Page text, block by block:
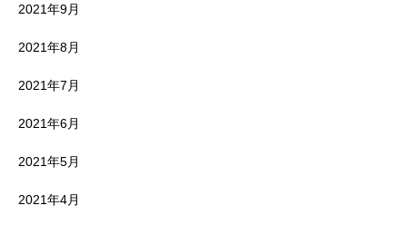
2021年9月
2021年8月
2021年7月
2021年6月
2021年5月
2021年4月